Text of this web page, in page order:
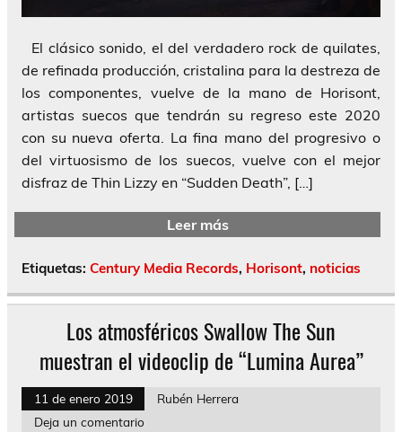
El clásico sonido, el del verdadero rock de quilates,
de refinada producción, cristalina para la destreza de
los componentes, vuelve de la mano de Horisont,
artistas suecos que tendrán su regreso este 2020
con su nueva oferta. La fina mano del progresivo o
del virtuosismo de los suecos, vuelve con el mejor
disfraz de Thin Lizzy en “Sudden Death”, […]
Leer más
Etiquetas: Century Media Records, Horisont, noticias
Los atmosféricos Swallow The Sun
muestran el videoclip de “Lumina Aurea”
11 de enero 2019
Rubén Herrera
Deja un comentario